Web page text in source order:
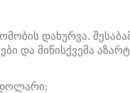
დახურვა.
და მიწისქვეშა
დოლარი;